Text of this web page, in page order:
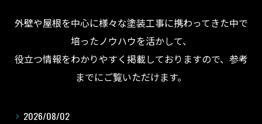
外壁や屋根を中心に様々な塗装工事に携わってきた中で
培ったノウハウを活かして、
役立つ情報をわかりやすく掲載しておりますので、参考
までにご覧いただけます。
2026/08/02